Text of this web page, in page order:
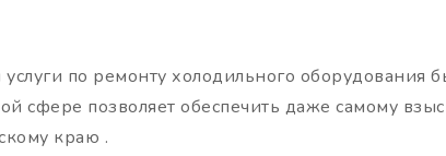
по ремонту холодильного оборудования
сфере позволяет обеспечить даже самому
краю .